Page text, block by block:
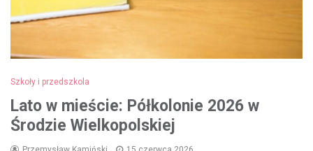
Szkoły i przedszkola
Lato w mieście: Półkolonie 2026 w
Środzie Wielkopolskiej